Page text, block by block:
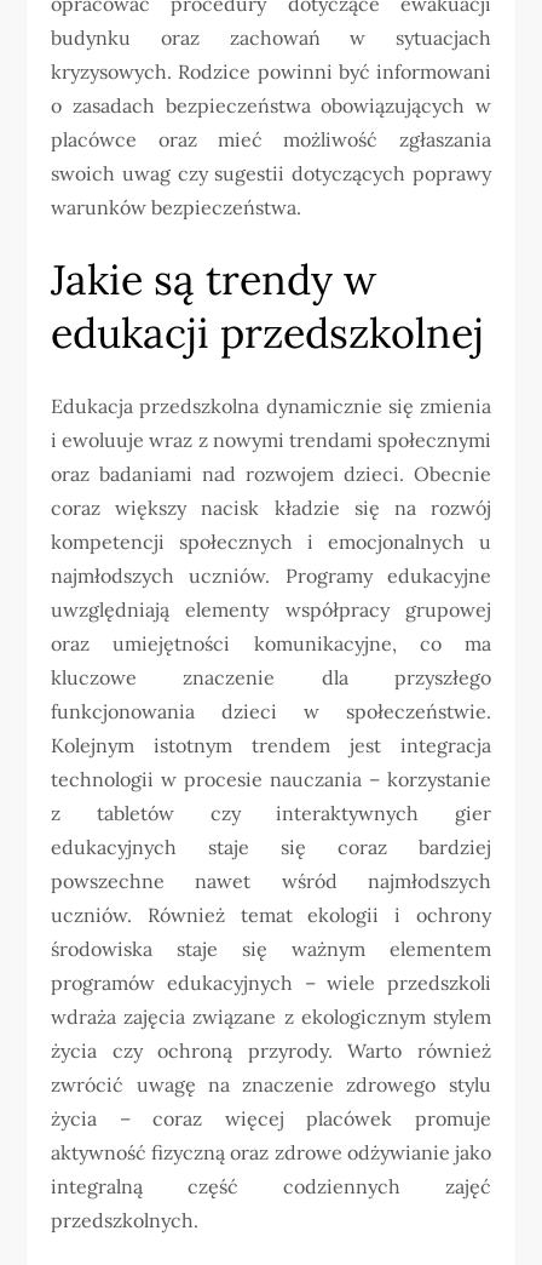
budynku oraz zachowań w sytuacjach
kryzysowych. Rodzice powinni być informowani
o zasadach bezpieczeństwa obowiązujących w
placówce oraz mieć możliwość zgłaszania
swoich uwag czy sugestii dotyczących poprawy
warunków bezpieczeństwa.
Jakie są trendy w
edukacji przedszkolnej
Edukacja przedszkolna dynamicznie się zmienia
i ewoluuje wraz z nowymi trendami społecznymi
oraz badaniami nad rozwojem dzieci. Obecnie
coraz większy nacisk kładzie się na rozwój
kompetencji społecznych i emocjonalnych u
najmłodszych uczniów. Programy edukacyjne
uwzględniają elementy współpracy grupowej
oraz umiejętności komunikacyjne, co ma
kluczowe znaczenie dla przyszłego
funkcjonowania dzieci w społeczeństwie.
Kolejnym istotnym trendem jest integracja
technologii w procesie nauczania – korzystanie
z tabletów czy interaktywnych gier
edukacyjnych staje się coraz bardziej
powszechne nawet wśród najmłodszych
uczniów. Również temat ekologii i ochrony
środowiska staje się ważnym elementem
programów edukacyjnych – wiele przedszkoli
wdraża zajęcia związane z ekologicznym stylem
życia czy ochroną przyrody. Warto również
zwrócić uwagę na znaczenie zdrowego stylu
życia – coraz więcej placówek promuje
aktywność fizyczną oraz zdrowe odżywianie jako
integralną część codziennych zajęć
przedszkolnych.